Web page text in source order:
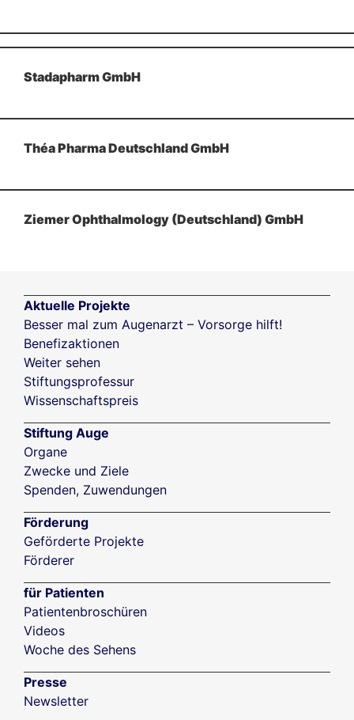
Stadapharm GmbH
Théa Pharma Deutschland GmbH
Ziemer Ophthalmology (Deutschland) GmbH
Aktuelle Projekte
Besser mal zum Augenarzt – Vorsorge hilft!
Benefizaktionen
Weiter sehen
Stiftungsprofessur
Wissenschaftspreis
Stiftung Auge
Organe
Zwecke und Ziele
Spenden, Zuwendungen
Förderung
Geförderte Projekte
Förderer
für Patienten
Patientenbroschüren
Videos
Woche des Sehens
Presse
Newsletter